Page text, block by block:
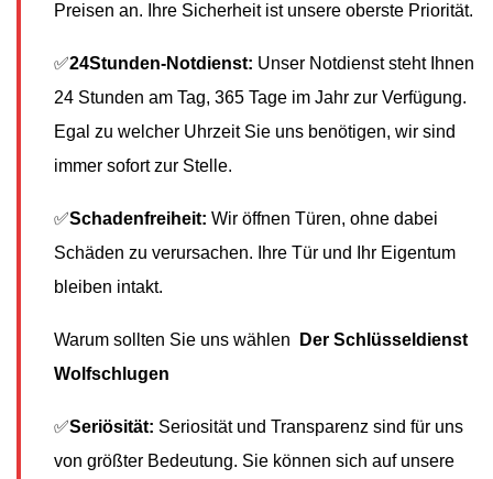
Preisen an. Ihre Sicherheit ist unsere oberste Priorität.
✅24Stunden-Notdienst: Unser Notdienst steht Ihnen
24 Stunden am Tag, 365 Tage im Jahr zur Verfügung.
Egal zu welcher Uhrzeit Sie uns benötigen, wir sind
immer sofort zur Stelle.
✅Schadenfreiheit: Wir öffnen Türen, ohne dabei
Schäden zu verursachen. Ihre Tür und Ihr Eigentum
bleiben intakt.
Warum sollten Sie uns wählen
Der Schlüsseldienst
Wolfschlugen
✅Seriösität: Seriosität und Transparenz sind für uns
von größter Bedeutung. Sie können sich auf unsere